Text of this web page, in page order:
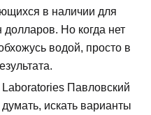
в наличии для
Но когда нет
водой, просто в
Павловский
искать варианты